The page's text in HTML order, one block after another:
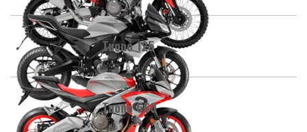
Tuono 125
Tuono 660